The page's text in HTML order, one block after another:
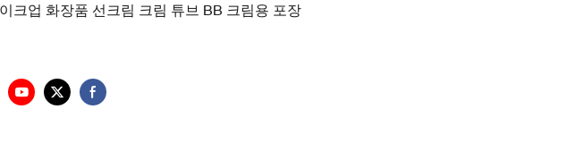
크업 화장품 선크림 크림 튜브 BB 크림용 포장